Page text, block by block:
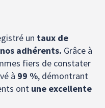
un taux de
adhérents. Grâce à
fiers de constater
à 99 %, démontrant
ont une excellente